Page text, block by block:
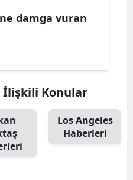
Kütahya
Manisa
Mardin
Muğla
damga vuran
İlişkili Konular
Los Angeles
Haberleri